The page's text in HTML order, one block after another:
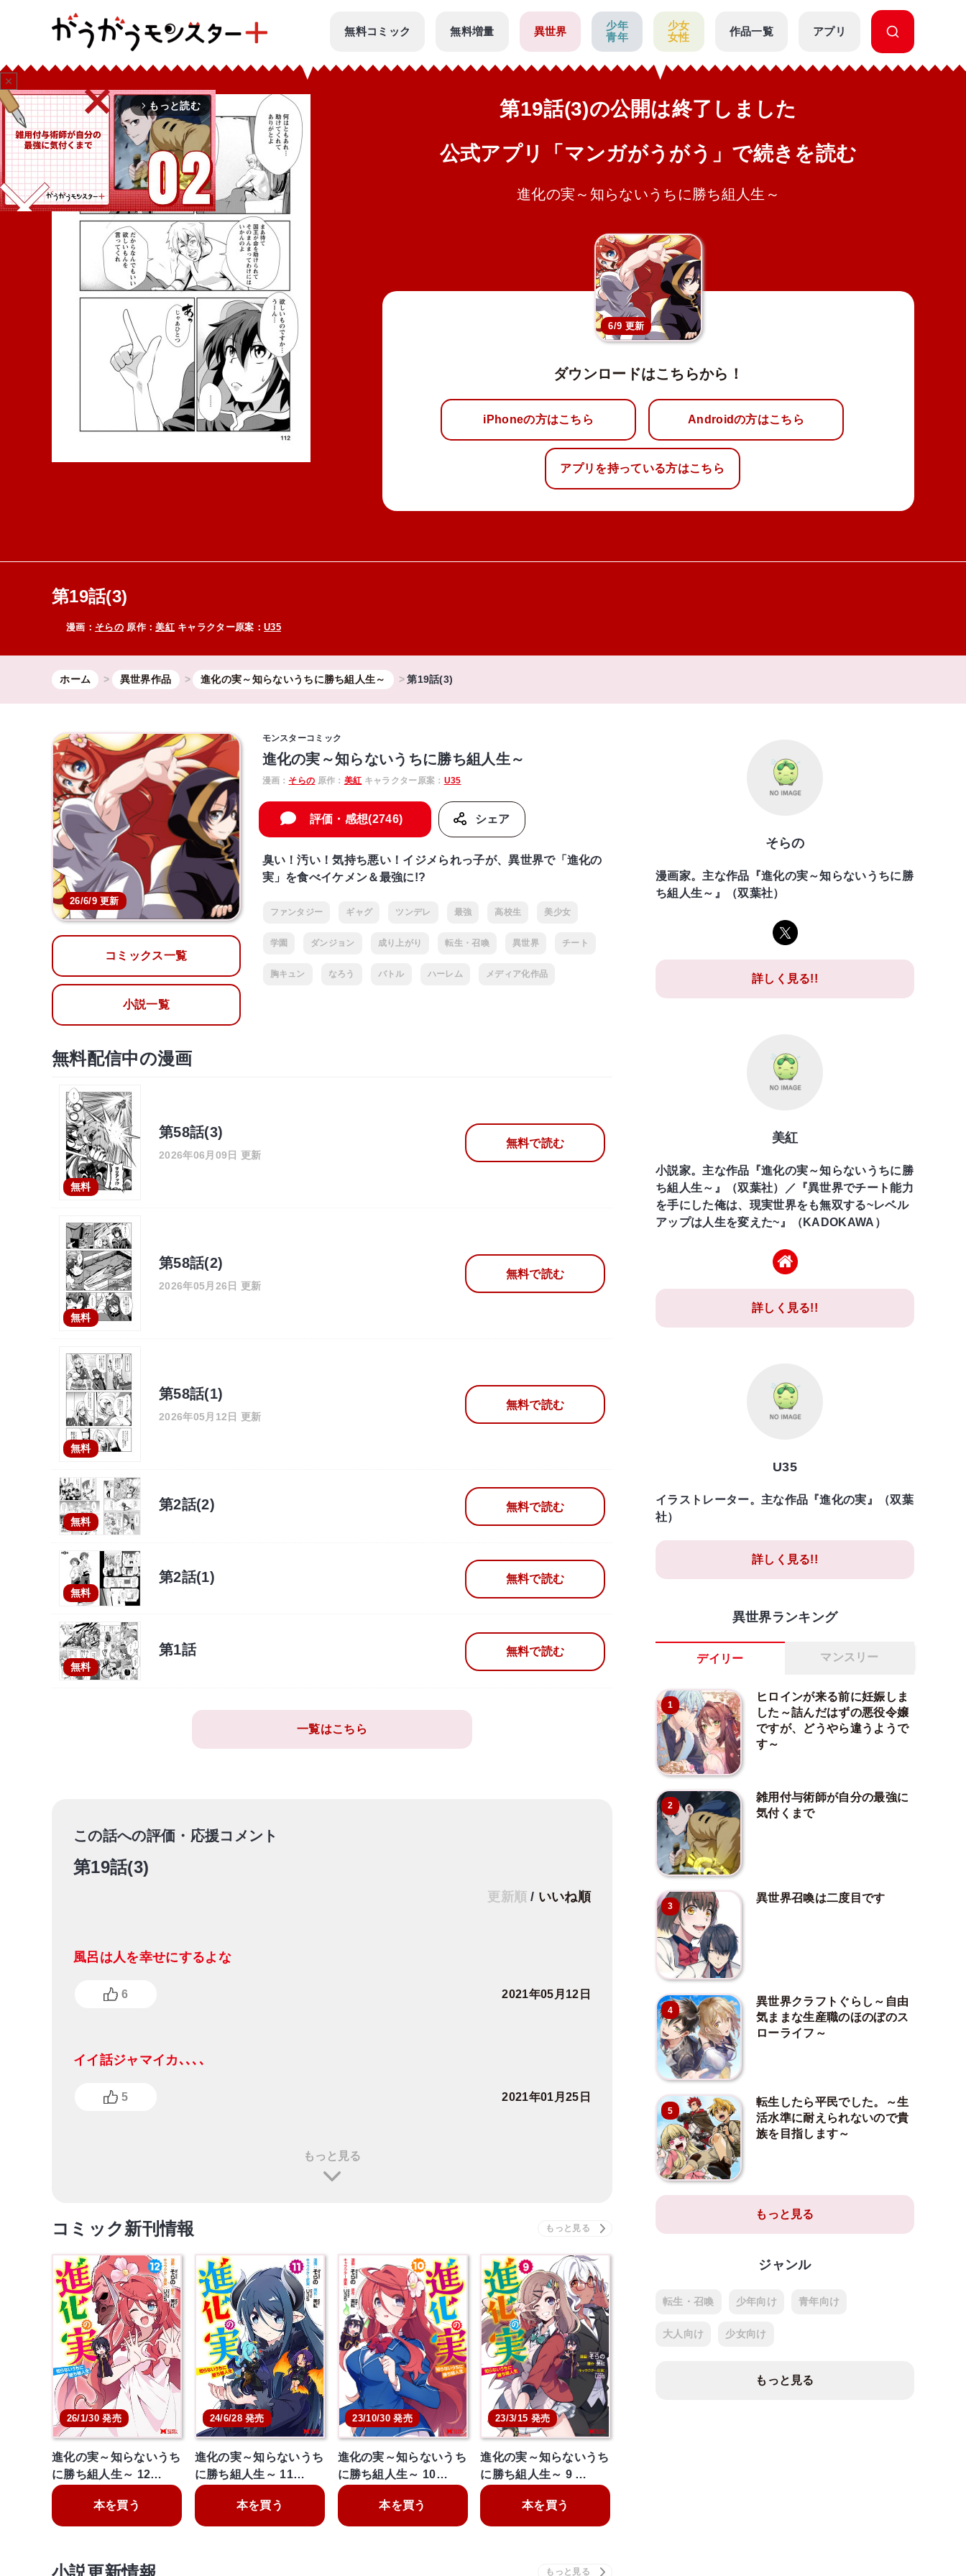
無料コミック 無料増量 異世界
少年
青年
少女
女性
作品一覧 アプリ
第19話(3)の公開は終了しました
公式アプリ「マンガがうがう」で続きを読む
進化の実～知らないうちに勝ち組人生～
6/9 更新
ダウンロードはこちらから！
iPhoneの方はこちら Androidの方はこちら
アプリを持っている方はこちら
第19話(3)
漫画： そらの原作：美紅キャラクター原案：U35
ホーム 異世界作品 進化の実～知らないうちに勝ち組人生～ 第19話(3)
26/6/9 更新
コミックス一覧
小説一覧
モンスターコミック
進化の実～知らないうちに勝ち組人生～
漫画： そらの 原作： 美紅 キャラクター原案： U35
評価・感想(2746) シェア
臭い！汚い！気持ち悪い！イジメられっ子が、異世界で「進化の
実」を食べイケメン＆最強に!?
ファンタジー ギャグ ツンデレ 最強 高校生 美少女
学園 ダンジョン 成り上がり 転生・召喚 異世界 チート
胸キュン なろう バトル ハーレム メディア化作品
無料配信中の漫画
無料
第58話(3)
2026年06月09日 更新
無料で読む
無料
第58話(2)
2026年05月26日 更新
無料で読む
無料
第58話(1)
2026年05月12日 更新
無料で読む
無料
第2話(2) 無料で読む
無料
第2話(1) 無料で読む
無料
第1話 無料で読む
一覧はこちら
この話への評価・応援コメント
第19話(3)
更新順 / いいね順
風呂は人を幸せにするよな
6 2021年05月12日
イイ話ジャマイカ､､､､
5 2021年01月25日
もっと見る
コミック新刊情報
26/1/30 発売
進化の実～知らないうち
に勝ち組人生～ 12…
本を買う
24/6/28 発売
進化の実～知らないうち
に勝ち組人生～ 11…
本を買う
23/10/30 発売
進化の実～知らないうち
に勝ち組人生～ 10…
本を買う
23/3/15 発売
進化の実～知らないうち
に勝ち組人生～ 9 …
本を買う
小説更新情報
そらの
漫画家。主な作品『進化の実～知らないうちに勝
ち組人生～』（双葉社）
詳しく見る!!
美紅
小説家。主な作品『進化の実～知らないうちに勝
ち組人生～』（双葉社）／『異世界でチート能力
を手にした俺は、現実世界をも無双する~レベル
アップは人生を変えた~』（KADOKAWA）
詳しく見る!!
U35
イラストレーター。主な作品『進化の実』（双葉
社）
詳しく見る!!
異世界ランキング
デイリー マンスリー
1
ヒロインが来る前に妊娠しま
した～詰んだはずの悪役令嬢
ですが、どうやら違うようで
す～
2
雑用付与術師が自分の最強に
気付くまで
3
異世界召喚は二度目です
4
異世界クラフトぐらし～自由
気ままな生産職のほのぼのス
ローライフ～
5
転生したら平民でした。～生
活水準に耐えられないので貴
族を目指します～
もっと見る
ジャンル
転生・召喚 少年向け 青年向け
大人向け 少女向け
もっと見る
close
arrow_forward_ios もっと読む
Mute